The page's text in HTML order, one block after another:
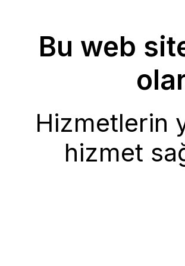
Bu web
Hizmetlerin
hizmet